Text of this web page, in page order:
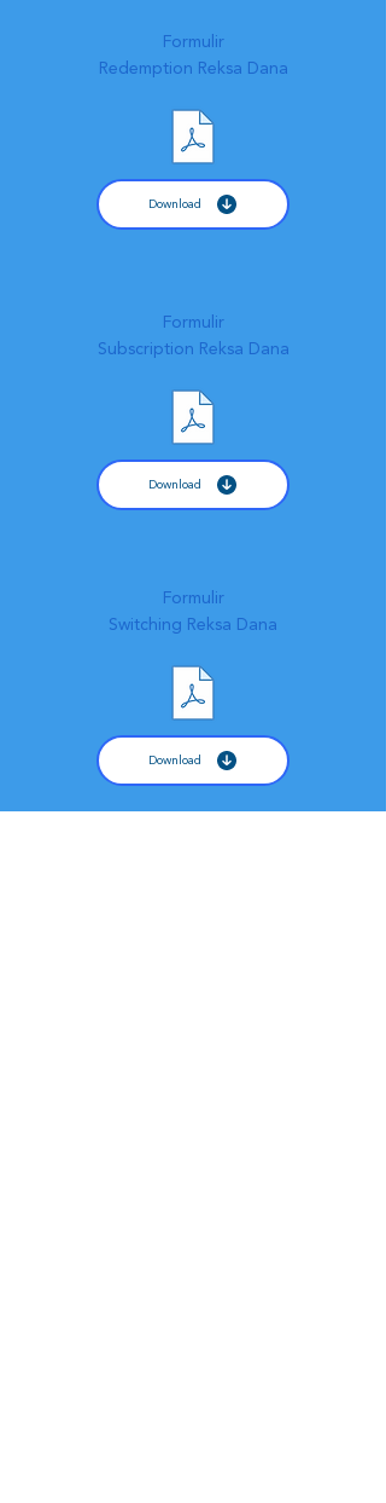
Formulir
Redemption Reksa Dana
Download
Formulir
Subscription Reksa Dana
Download
Formulir
Switching Reksa Dana
Download